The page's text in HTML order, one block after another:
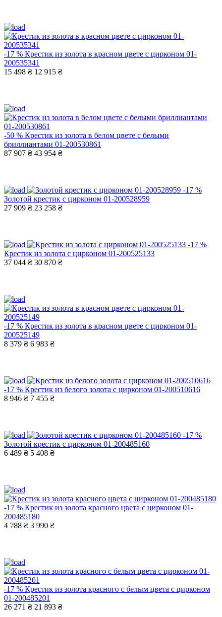
-17 % Крестик из золота в красном цвете с цирконом 01-
200535341
15 498 ₴ 12 915 ₴
-50 % Крестик из золота в белом цвете с белыми
бриллиантами 01-200530861
87 907 ₴ 43 954 ₴
-17 %
Золотой крестик с цирконом 01-200528959
27 909 ₴ 23 258 ₴
-17 %
Крестик из золота с цирконом 01-200525133
37 044 ₴ 30 870 ₴
-17 % Крестик из золота в красном цвете с цирконом 01-
200525149
8 379 ₴ 6 983 ₴
-17 % Крестик из белого золота с цирконом 01-200510616
8 946 ₴ 7 455 ₴
-17 %
Золотой крестик с цирконом 01-200485160
6 489 ₴ 5 408 ₴
-17 % Крестик из золота красного цвета с цирконом 01-
200485180
4 788 ₴ 3 990 ₴
-17 % Крестик из золота красного с белым цвета с цирконом
01-200485201
26 271 ₴ 21 893 ₴